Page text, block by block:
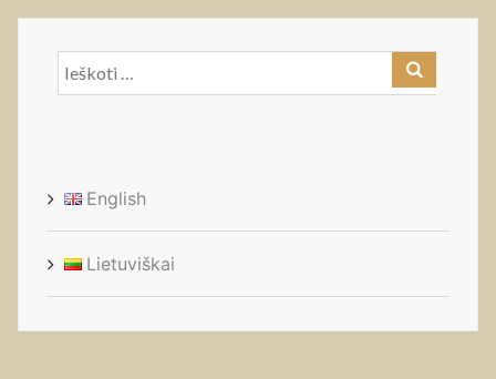
Ieškoti:
English
Lietuviškai